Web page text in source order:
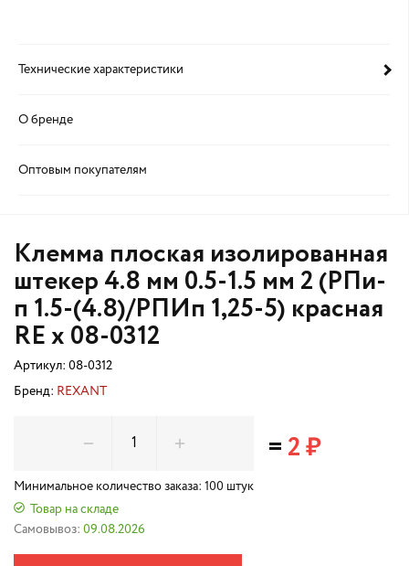
Технические характеристики
О бренде
Оптовым покупателям
Клемма плоская изолированная
штекер 4.8 мм 0.5-1.5 мм 2 (РПи-
п 1.5-(4.8)/РПИп 1,25-5) красная
RE x 08-0312
Артикул: 08-0312
Бренд: REXANT
Минимальное количество заказа: 100 штук
Товар на складе
Самовывоз: 09.08.2026
=2 ₽